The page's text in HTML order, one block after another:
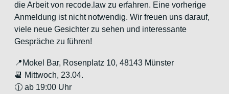
die Arbeit von recode.law zu erfahren. Eine vorherige
Anmeldung ist nicht notwendig. Wir freuen uns darauf,
viele neue Gesichter zu sehen und interessante
Gespräche zu führen!
📍Mokel Bar, Rosenplatz 10, 48143 Münster
📆 Mittwoch, 23.04.
🕧 ab 19:00 Uhr